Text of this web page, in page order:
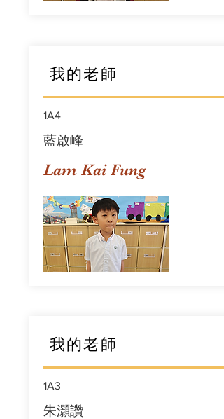
我的老師
1A4
藍啟峰
Lam Kai Fung
我的老師
1A3
朱灝讚